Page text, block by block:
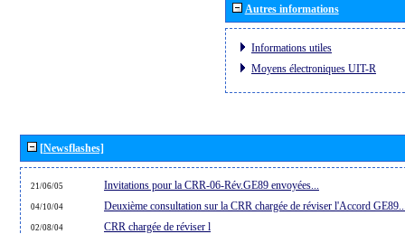
Autres informations
Informations utiles
Moyens électroniques UIT-R
[Newsflashes]
21/06/05 Invitations pour la CRR-06-Rév.GE89 envoyées...
04/10/04 Deuxième consultation sur la CRR chargée de réviser l'Accord
02/08/04 CRR chargée de réviser l